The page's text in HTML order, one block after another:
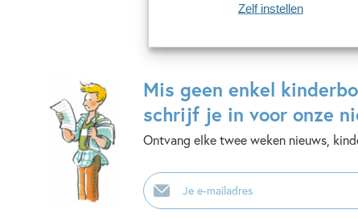
Zelf instellen
Katie
Campbell
Mis geen enkel
schrijf je in voor onze
Ontvang elke twee weken nieuws,
E-
mailadres